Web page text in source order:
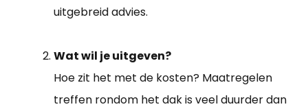
uitgebreid advies.
Wat wil je uitgeven?
Hoe zit het met de kosten? Maatregelen
treffen rondom het dak is veel duurder dan